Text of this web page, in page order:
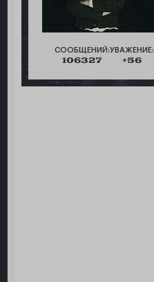
СООБЩЕНИЙ:
106327
УВАЖЕНИЕ:
+56